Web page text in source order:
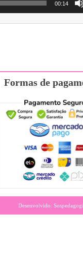
00:14
Formas de
Desenvolvido: